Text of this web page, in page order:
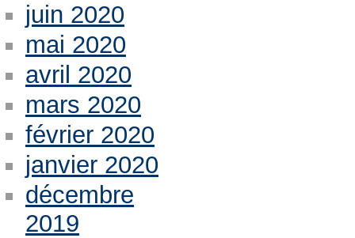
juin 2020
mai 2020
avril 2020
mars 2020
février 2020
janvier 2020
décembre
2019